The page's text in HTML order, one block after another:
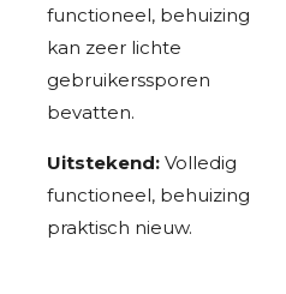
functioneel, behuizing
kan zeer lichte
gebruikerssporen
bevatten.
Uitstekend: Volledig
functioneel, behuizing
praktisch nieuw.